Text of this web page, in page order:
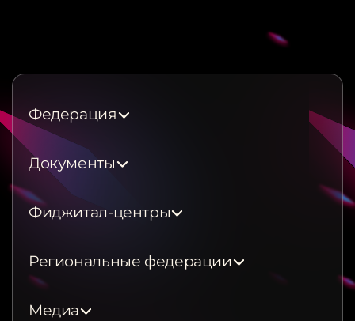
Федерация
Документы
Фиджитал-центры
Региональные федерации
Медиа